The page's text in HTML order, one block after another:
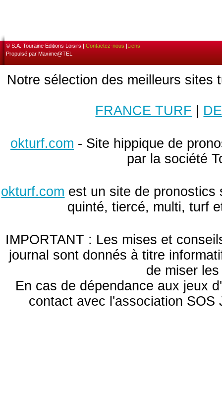
© S.A. Touraine Editions Loisirs | Contactez-nous |Liens
Propulsé par Maxime@TEL
Notre sélection des meilleurs sites
FRANCE TURF
okturf.com - Site hippique de
par la société
okturf.com est un site de pronostics
quinté, tiercé, multi, turf
IMPORTANT : Les mises et
journal sont donnés à titre
de miser
En cas de dépendance aux jeux
contact avec l'association